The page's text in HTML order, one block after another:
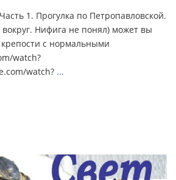
1. Прогулка по Петропавловской.
Нифига не понял) может вы
с нормальными
watch?
watch? ...